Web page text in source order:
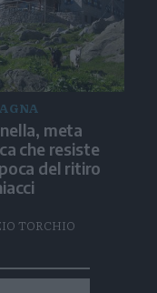
meta
che resiste
del ritiro
TORCHIO